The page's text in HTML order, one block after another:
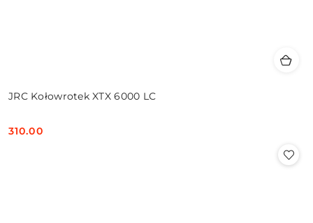
JRC Kołowrotek XTX 6000 LC
Cena:
310.00